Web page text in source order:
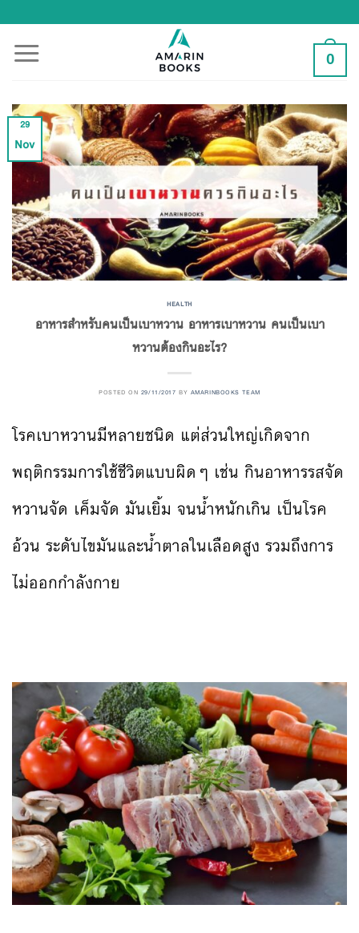
to
content
0
29
Nov
HEALTH
อาหารสำหรับคนเป็นเบาหวาน อาหารเบาหวาน คนเป็นเบา
หวานต้องกินอะไร?
POSTED ON 29/11/2017 BY AMARINBOOKS TEAM
โรคเบาหวานมีหลายชนิด แต่ส่วนใหญ่เกิดจาก
พฤติกรรมการใช้ชีวิตแบบผิดๆ เช่น กินอาหารรสจัด
หวานจัด เค็มจัด มันเยิ้ม จนน้ำหนักเกิน เป็นโรค
อ้วน ระดับไขมันและน้ำตาลในเลือดสูง รวมถึงการ
ไม่ออกกำลังกาย